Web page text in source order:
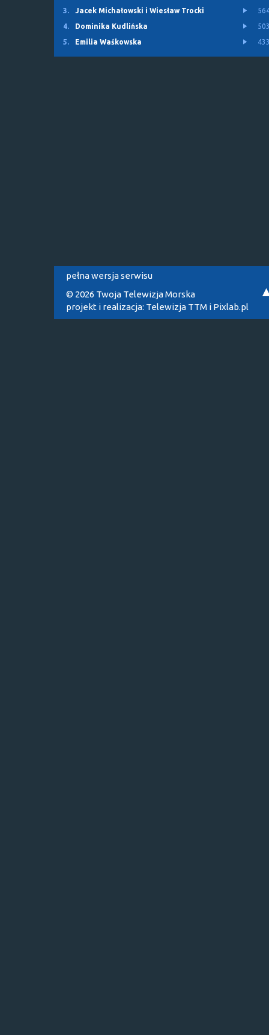
3.
Jacek Michałowski i Wiesław Trocki
4.
Dominika Kudlińska
5.
Emilia Waśkowska
pełna wersja serwisu
© 2026 Twoja Telewizja Morska
projekt i realizacja: Telewizja TTM i Pixlab.pl